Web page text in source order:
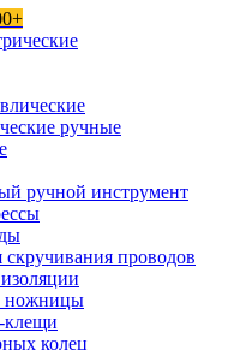
ручные
ручной инструмент
проводов
ножницы
колец